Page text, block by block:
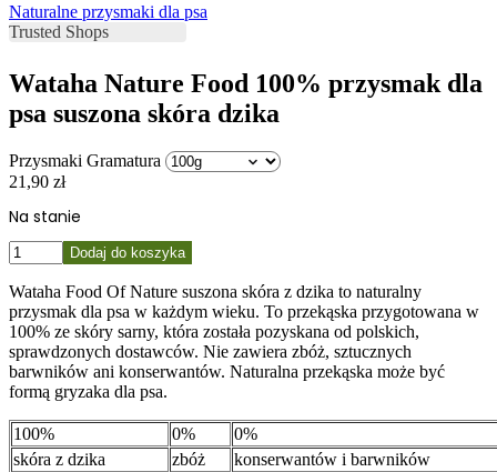
Naturalne przysmaki dla psa
Wataha Nature Food 100% przysmak dla
psa suszona skóra dzika
Przysmaki Gramatura
21,90 zł
Na stanie
ilość
Wataha
Nature
Food
100%
przysmak
dla
psa
skóra
dzika
Dodaj do koszyka
Wataha Food Of Nature suszona skóra z dzika to naturalny
przysmak dla psa w każdym wieku. To przekąska przygotowana w
100% ze skóry sarny, która została pozyskana od polskich,
sprawdzonych dostawców. Nie zawiera zbóż, sztucznych
barwników ani konserwantów. Naturalna przekąska może być
formą gryzaka dla psa.
100% 0%
0%
skóra z dzika
zbóż
konserwantów i barwników